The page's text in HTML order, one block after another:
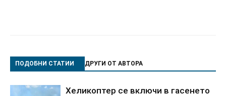
ПОДОБНИ СТАТИИ ДРУГИ ОТ АВТОРА
Хеликоптер се включи в гасенето